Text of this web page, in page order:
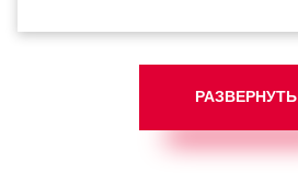
РАЗВЕРНУТЬ